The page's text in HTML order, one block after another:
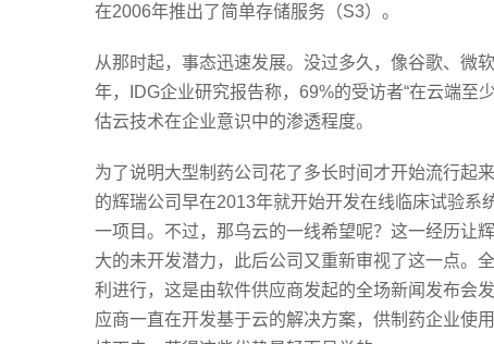
在2006年推出了简单存储服务（S3）。
从那时起，事态迅速发展。没过多久，像谷歌、微
年，IDG企业研究报告称，69%的受访者“在云端至
估云技术在企业意识中的渗透程度。
为了说明大型制药公司花了多长时间才开始流行起
的辉瑞公司早在2013年就开始开发在线临床试验系
一项目。不过，那乌云的一线希望呢？这一经历让
大的未开发潜力，此后公司又重新审视了这一点。
利进行，这是由软件供应商发起的全场新闻发布会
应商一直在开发基于云的解决方案，供制药企业使